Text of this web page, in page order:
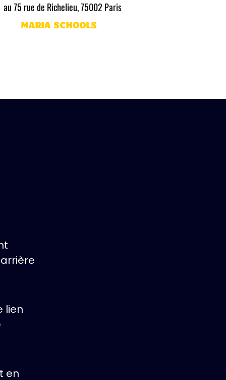
au 75 rue de Richelieu, 75002 Paris
MARIA SCHOOLS
lien
en